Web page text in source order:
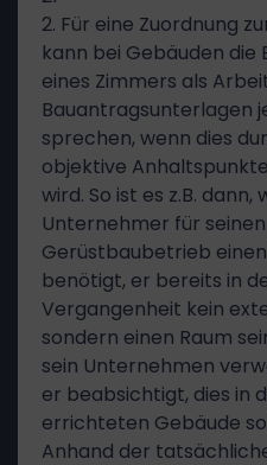
2. Für eine Zuordnung
kann bei Gebäuden die
eines Zimmers als
Bauantragsunterlagen
sprechen, wenn dies
objektive
wird. So ist es z.B. dann,
Unternehmer für seinen
Gerüstbaubetrieb
benötigt, er bereits in
Vergangenheit kein
sondern einen Raum
sein Unternehmen
er beabsichtigt, dies in
errichteten Gebäude
Anhand der